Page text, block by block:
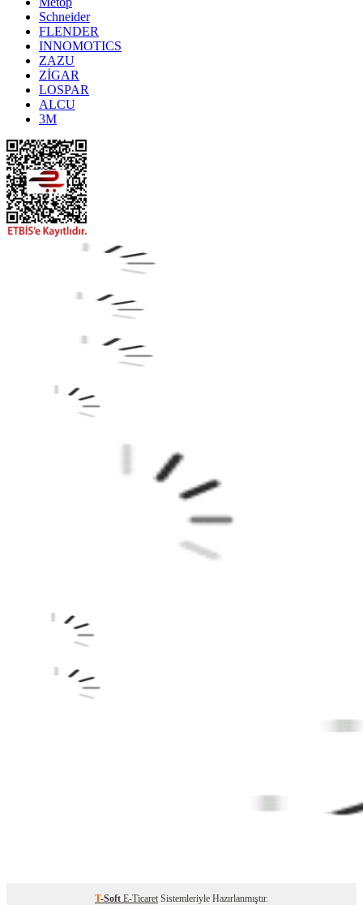
Schneider
FLENDER
INNOMOTICS
ZAZU
ZİGAR
LOSPAR
ALCU
3M
T-Soft E-Ticaret Sistemleriyle Hazırlanmıştır.